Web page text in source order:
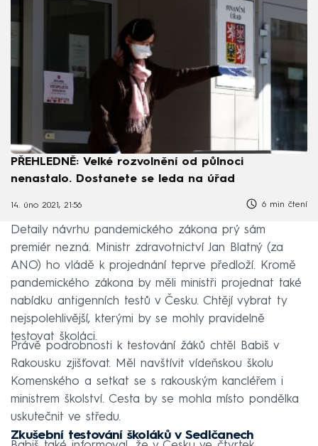
PŘEHLEDNĚ: Velké rozvolnění od půlnoci
nenastalo. Dostanete se leda na úřad
14. úno 2021, 21:56 6 min čtení
Detaily návrhu pandemického zákona prý sám
premiér nezná. Ministr zdravotnictví Jan Blatný (za
ANO) ho vládě k projednání teprve předloží. Kromě
pandemického zákona by měli ministři projednat také
nabídku antigenních testů v Česku. Chtějí vybrat ty
nejspolehlivější, kterými by se mohly pravidelně
testovat školáci.
Právě podrobnosti k testování žáků chtěl Babiš v
Rakousku zjišťovat. Měl navštívit vídeňskou školu
Komenského a setkat se s rakouským kancléřem i
ministrem školství. Cesta by se mohla místo pondělka
uskutečnit ve středu.
Zkušební testování školáků v Sedlčanech